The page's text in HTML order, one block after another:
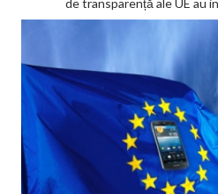
de transparență ale UE au